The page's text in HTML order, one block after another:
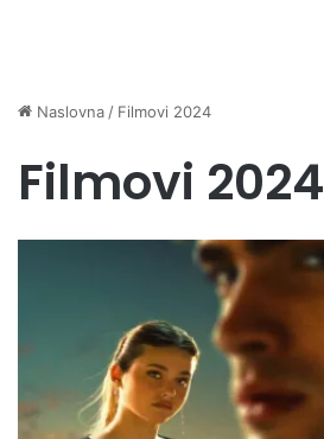
Naslovna / Filmovi 2024
Filmovi 2024